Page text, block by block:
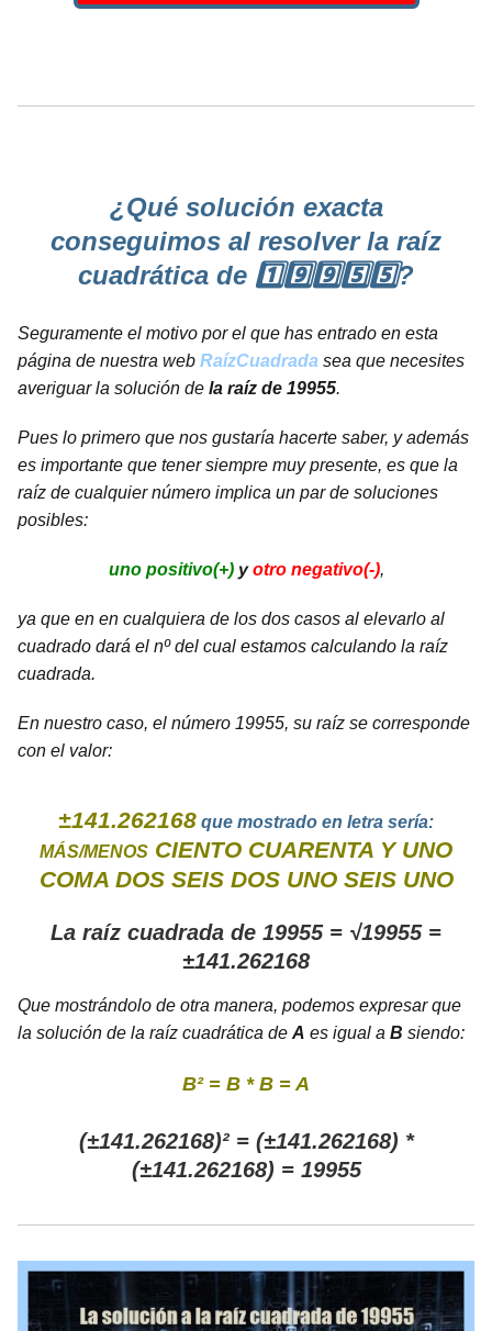
¿Qué solución exacta
conseguimos al resolver la raíz
cuadrática de 1️⃣9️⃣9️⃣5️⃣5️⃣?
Seguramente el motivo por el que has entrado en esta
página de nuestra web RaízCuadrada sea que necesites
averiguar la solución de la raíz de 19955.
Pues lo primero que nos gustaría hacerte saber, y además
es importante que tener siempre muy presente, es que la
raíz de cualquier número implica un par de soluciones
posibles:
uno positivo(+)yotro negativo(-),
ya que en en cualquiera de los dos casos al elevarlo al
cuadrado dará el nº del cual estamos calculando la raíz
cuadrada.
En nuestro caso, el número 19955, su raíz se corresponde
con el valor:
±141.262168 que mostrado en letra sería:
MÁS/MENOS CIENTO CUARENTA Y UNO
COMA DOS SEIS DOS UNO SEIS UNO
La raíz cuadrada de 19955 = √19955 =
±141.262168
Que mostrándolo de otra manera, podemos expresar que
la solución de la raíz cuadrática de A es igual a B siendo:
B² = B * B = A
(±141.262168)² = (±141.262168) *
(±141.262168) = 19955